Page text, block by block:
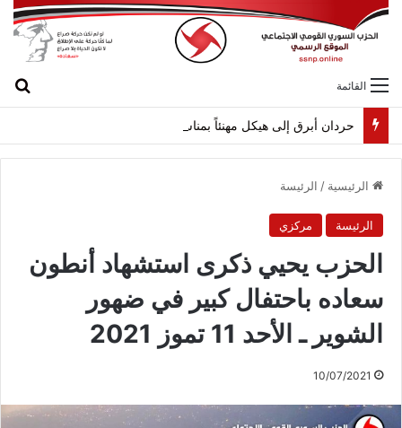
القائمة
حردان أبرق إلى هيكل مهنئاً بمناسبة عيد الجيش
الرئيسية / الرئيسة
الرئيسة مركزي
الحزب يحيي ذكرى استشهاد أنطون
سعاده باحتفال كبير في ضهور
الشوير ـ الأحد 11 تموز 2021
10/07/2021